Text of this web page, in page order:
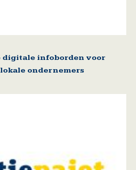
digitale infoborden voor
ondernemers